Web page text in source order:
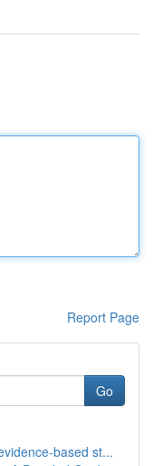
Report Page
Go
based st...